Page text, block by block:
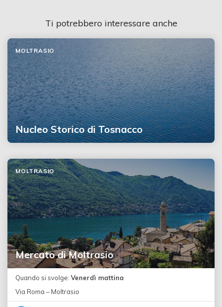
Ti potrebbero interessare anche
Nucleo Storico di Tosnacco
MOLTRASIO
Mercato di Moltrasio
MOLTRASIO
Quando si svolge: Venerdì mattina
Via Roma – Moltrasio